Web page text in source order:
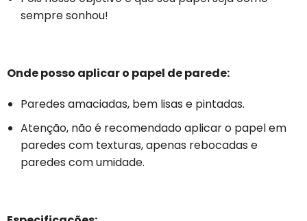
sempre sonhou!
Onde posso aplicar o papel de parede:
Paredes amaciadas, bem lisas e pintadas.
Atenção, não é recomendado aplicar o papel em
paredes com texturas, apenas rebocadas e
paredes com umidade.